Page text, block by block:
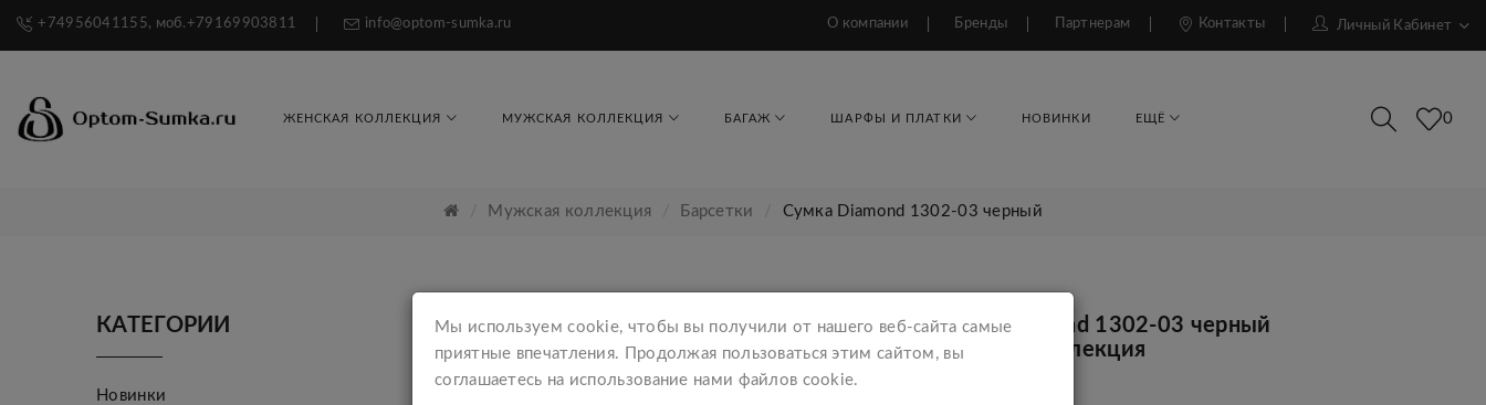
+74956041155, моб.+79169903811 info@optom-sumka.ru О компании Бренды Партнерам Контакты Личный Кабинет
ЖЕНСКАЯ КОЛЛЕКЦИЯ МУЖСКАЯ КОЛЛЕКЦИЯ БАГАЖ ШАРФЫ И ПЛАТКИ НОВИНКИ ЕЩЁ 0
Мужская коллекция Барсетки Сумка Diamond 1302-03 черный
КАТЕГОРИИ
Новинки
Сумка Diamond 1302-03 черный
Мужская коллекция
Мы используем cookie, чтобы вы получили от нашего веб-сайта самые
приятные впечатления. Продолжая пользоваться этим сайтом, вы
соглашаетесь на использование нами файлов cookie.